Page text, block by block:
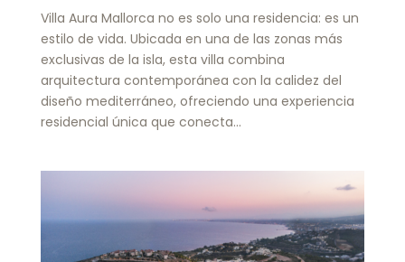
Villa Aura Mallorca no es solo una residencia: es un
estilo de vida. Ubicada en una de las zonas más
exclusivas de la isla, esta villa combina
arquitectura contemporánea con la calidez del
diseño mediterráneo, ofreciendo una experiencia
residencial única que conecta...